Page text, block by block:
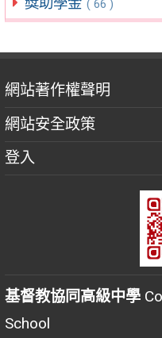
( 66 )
網站著作權聲明
網站安全政策
登入
基督教協同高級中學
School